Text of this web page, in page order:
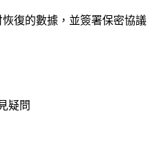
復的數據，並簽署保密協議
疑問